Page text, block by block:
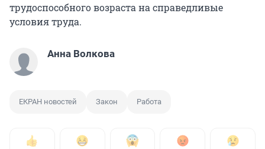
трудоспособного возраста на справедливые
условия труда.
Анна Волкова
ЕКРАН новостей Закон Работа